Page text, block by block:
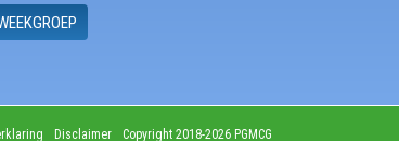
Disclaimer Copyright 2018-2026 PGMCG